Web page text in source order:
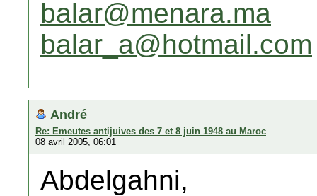
balar@menara.ma
balar_a@hotmail.com
André
Re: Emeutes antijuives des 7 et 8 juin 1948 au Maroc
08 avril 2005, 06:01
Abdelgahni,